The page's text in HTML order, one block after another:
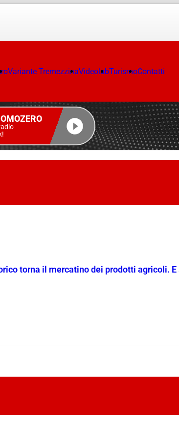
Variante TremezzinaVideolabTurismoContatti
torna il mercatino dei prodotti agricoli. E